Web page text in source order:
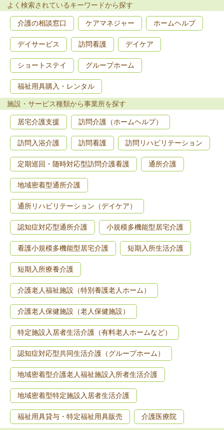
よく検索されているキーワードから探す
介護の相談窓口 ケアマネジャー ホームヘルプ
デイサービス 訪問看護 デイケア
ショートステイ グループホーム
福祉用具購入・レンタル
施設・サービス種類から事業所を探す
居宅介護支援 訪問介護（ホームヘルプ）
訪問入浴介護 訪問看護 訪問リハビリテーション
定期巡回・随時対応型訪問介護看護 通所介護
地域密着型通所介護
通所リハビリテーション（デイケア）
認知症対応型通所介護 小規模多機能型居宅介護
看護小規模多機能型居宅介護 短期入所生活介護
短期入所療養介護
介護老人福祉施設（特別養護老人ホーム）
介護老人保健施設（老人保健施設）
特定施設入居者生活介護（有料老人ホームなど）
認知症対応型共同生活介護（グループホーム）
地域密着型介護老人福祉施設入所者生活介護
地域密着型特定施設入居者生活介護
福祉用具貸与・特定福祉用具販売 介護医療院